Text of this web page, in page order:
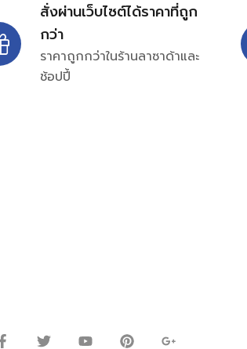
สั่งผ่านเว็บไซต์ได้ราคาที่ถูก
กว่า
ราคาถูกกว่าในร้านลาซาด้าและ
ช้อปปี้